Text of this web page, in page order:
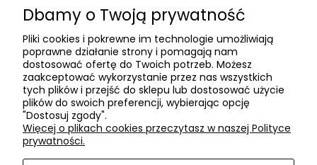
Dla firm
O firmie
Informacje o firmie
Kontakt
dacter.pl
Dbamy o Twoją prywatność
Pliki cookies i pokrewne im technologie umożliwiają
poprawne działanie strony i pomagają nam
dostosować ofertę do Twoich potrzeb. Możesz
zaakceptować wykorzystanie przez nas wszystkich
tych plików i przejść do sklepu lub dostosować użycie
plików do swoich preferencji, wybierając opcję
"Dostosuj zgody".
Więcej o plikach cookies przeczytasz w naszej Polityce
prywatności.